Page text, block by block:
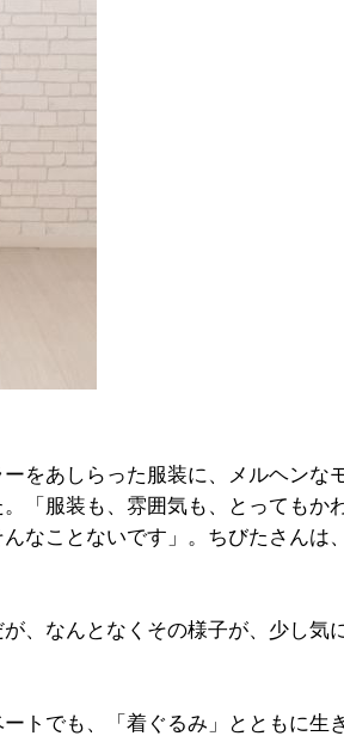
をあしらった服装に、メルヘンな
「服装も、雰囲気も、とってもか
なことないです」。ちびたさんは
、なんとなくその様子が、少し気
トでも、「着ぐるみ」とともに生